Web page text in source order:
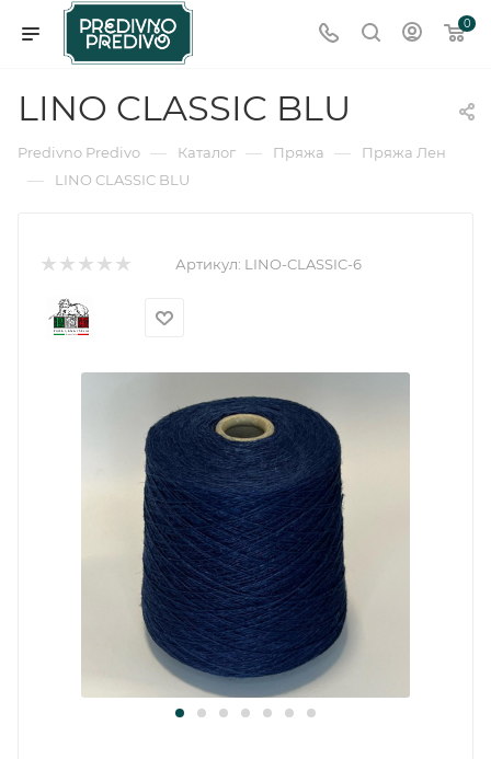
0
LINO CLASSIC BLU
Predivno Predivo — Каталог — Пряжа — Пряжа Лен
— LINO CLASSIC BLU
Артикул: LINO-CLASSIC-6